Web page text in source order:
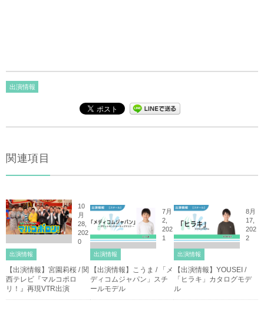
出演情報
関連項目
10
月
28,
202
0
出演情報
【出演情報】宮園莉桜 / 関
西テレビ『マルコポロ
リ！』再現VTR出演
7月
2,
202
1
出演情報
【出演情報】こうま / 「メ
ディコムジャパン」スチ
ールモデル
8月
17,
202
2
出演情報
【出演情報】YOUSEI /
「ヒラキ」カタログモデ
ル